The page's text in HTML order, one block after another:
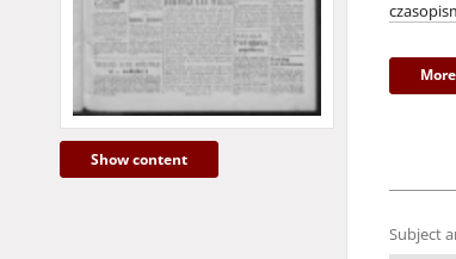
Show content
More
Subject